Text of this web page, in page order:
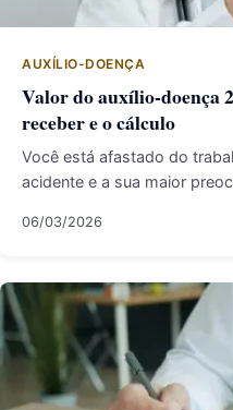
AUXÍLIO-DOENÇA
Valor do auxílio-doença
receber e o cálculo
Você está afastado do
acidente e a sua maior
06/03/2026